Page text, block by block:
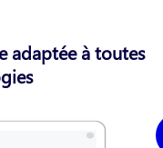
adaptée à toutes